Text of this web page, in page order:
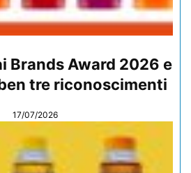
Brands Award 2026 e
tre riconoscimenti
17/07/2026